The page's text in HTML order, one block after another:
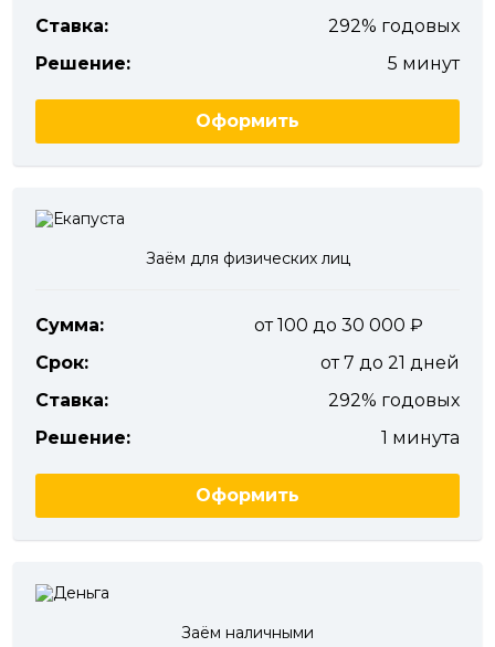
Ставка:
292% годовых
Решение:
5 минут
Оформить
Заём для физических лиц
Сумма:
от 100 до 30 000
Срок:
от 7 до 21 дней
Ставка:
292% годовых
Решение:
1 минута
Оформить
Заём наличными